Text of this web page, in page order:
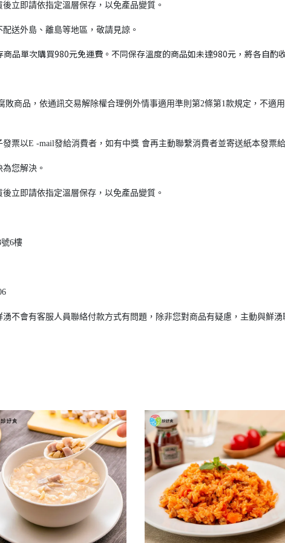
立即請依指定溫層保存，以免產品變質。
送外島、離島等地區，敬請見諒。
品單次購買980元免運費。不同保存溫度的商品如未達980元，將各自酌
商品，依通訊交易解除權合理例外情事適用準則第2條第1款規定，不適
票以E -mail發給消費者，如有中獎 會再主動聯繫消費者並寄送紙本發票給
您解決。
立即請依指定溫層保存，以免產品變質。
6樓
不會有客服人員聯絡付款方式有問題，除非您對商品有疑慮，主動與鮮湧